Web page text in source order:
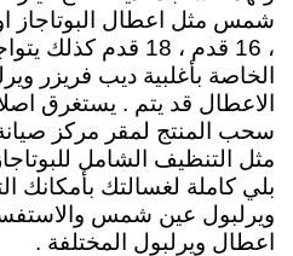
، 16 قدم ، 18 قدم
الخاصة بأغلبية ديب فريزر
الاعطال قد يتم . يستغرق
سحب المنتج لمقر مركز
مثل التنظيف الشامل
بلي كاملة لغسالتك بأمكانك
ويرلبول عين شمس
اعطال ويرلبول المختلفة .